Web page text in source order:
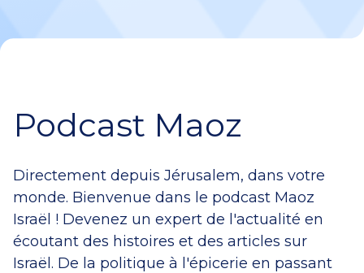
Podcast Maoz
Directement depuis Jérusalem, dans votre
monde. Bienvenue dans le podcast Maoz
Israël ! Devenez un expert de l'actualité en
écoutant des histoires et des articles sur
Israël. De la politique à l'épicerie en passant